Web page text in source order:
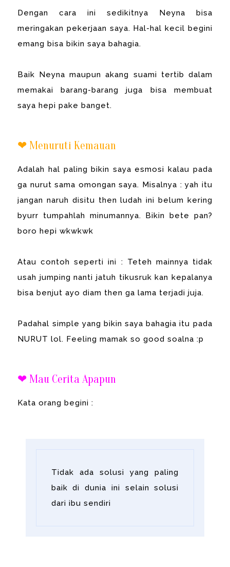
Dengan cara ini sedikitnya Neyna bisa
meringakan pekerjaan saya. Hal-hal kecil begini
emang bisa bikin saya bahagia.
Baik Neyna maupun akang suami tertib dalam
memakai barang-barang juga bisa membuat
saya hepi pake banget.
❤ Menuruti Kemauan
Adalah hal paling bikin saya esmosi kalau pada
ga nurut sama omongan saya. Misalnya : yah itu
jangan naruh disitu then ludah ini belum kering
byurr tumpahlah minumannya. Bikin bete pan?
boro hepi wkwkwk
Atau contoh seperti ini : Teteh mainnya tidak
usah jumping nanti jatuh tikusruk kan kepalanya
bisa benjut ayo diam then ga lama terjadi juja.
Padahal simple yang bikin saya bahagia itu pada
NURUT lol. Feeling mamak so good soalna :p
❤ Mau Cerita Apapun
Kata orang begini :
Tidak ada solusi yang paling
baik di dunia ini selain solusi
dari ibu sendiri